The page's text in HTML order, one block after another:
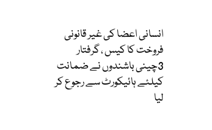
انسانی اعضا کی غیر قانونی
فروخت کا کیس ، گرفتار
3چینی باشندوں نے ضمانت
کیلئے ہائیکورٹ سے رجوع کر
لیا